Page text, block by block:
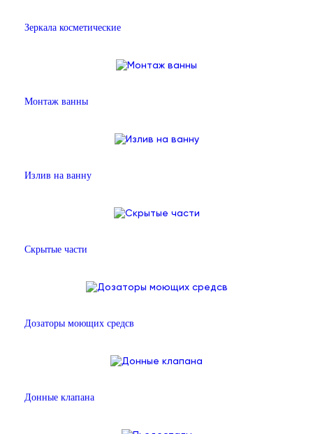
Зеркала косметические
Монтаж ванны
Излив на ванну
Скрытые части
Дозаторы моющих средсв
Донные клапана